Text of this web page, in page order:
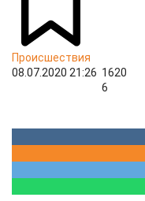
Происшествия
08.07.2020 21:26 1620
6